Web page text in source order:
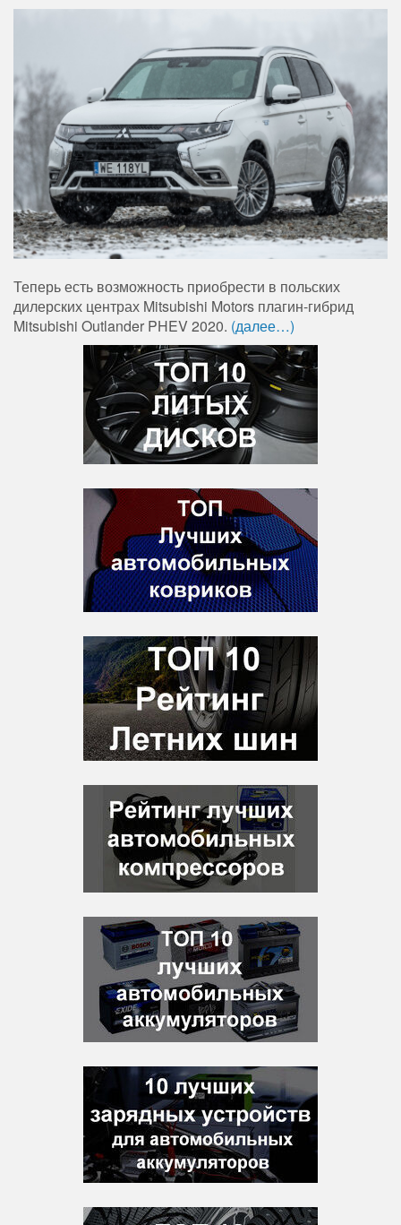
Теперь есть возможность приобрести в польских
дилерских центрах Mitsubishi Motors плагин-гибрид
Mitsubishi Outlander PHEV 2020. (далее…)